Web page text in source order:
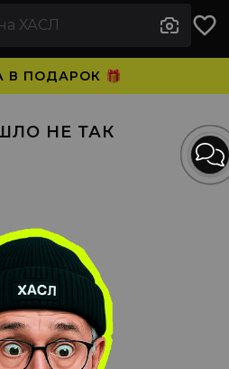
В ПОДАРОК 🎁
НЕ ТАК